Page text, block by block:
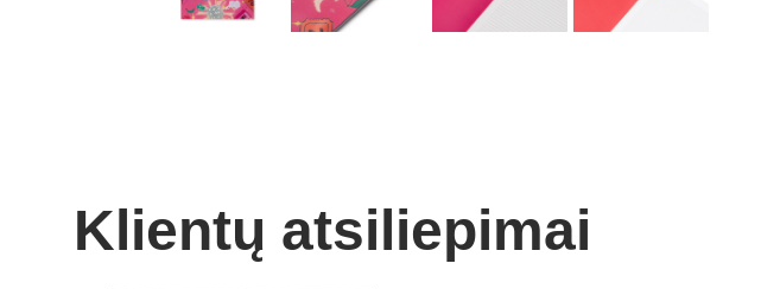
Klientų atsiliepimai